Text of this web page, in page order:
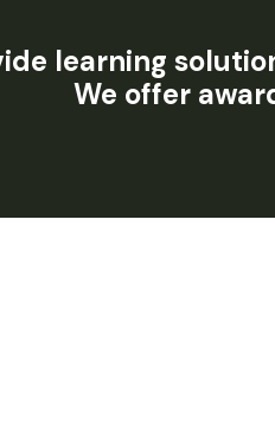
learning
We offer awar